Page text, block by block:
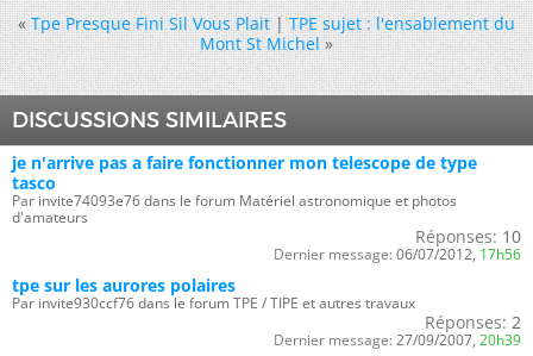
« Tpe Presque Fini Sil Vous Plait|TPE sujet : l'ensablement du
Mont St Michel »
DISCUSSIONS SIMILAIRES
je n'arrive pas a faire fonctionner mon telescope de type
tasco
Par invite74093e76 dans le forum Matériel astronomique et photos
d'amateurs
Réponses: 10
Dernier message: 06/07/2012, 17h56
tpe sur les aurores polaires
Par invite930ccf76 dans le forum TPE / TIPE et autres travaux
Réponses: 2
Dernier message: 27/09/2007, 20h39